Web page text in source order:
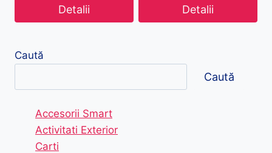
Detalii Detalii
Caută
Caută
Accesorii Smart
Activitati Exterior
Carti